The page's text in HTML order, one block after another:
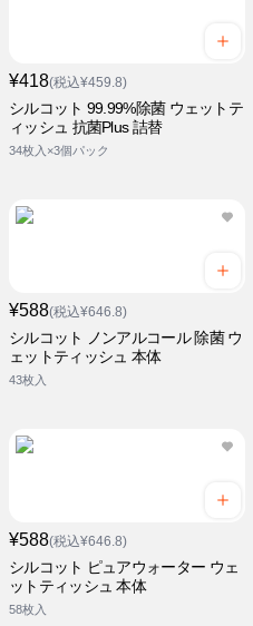
¥418(税込¥459.8)
シルコット 99.99%除菌 ウェットテ
ィッシュ 抗菌Plus 詰替
34枚入×3個パック
¥588(税込¥646.8)
シルコット ノンアルコール 除菌 ウ
ェットティッシュ 本体
43枚入
¥588(税込¥646.8)
シルコット ピュアウォーター ウェ
ットティッシュ 本体
58枚入